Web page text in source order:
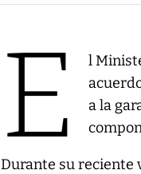
E
l
a la
Durante su reciente